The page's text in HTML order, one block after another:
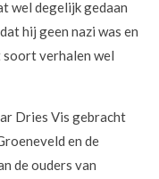
wel degelijk gedaan
hij geen nazi was en
soort verhalen wel
Dries Vis gebracht
en de
de ouders van